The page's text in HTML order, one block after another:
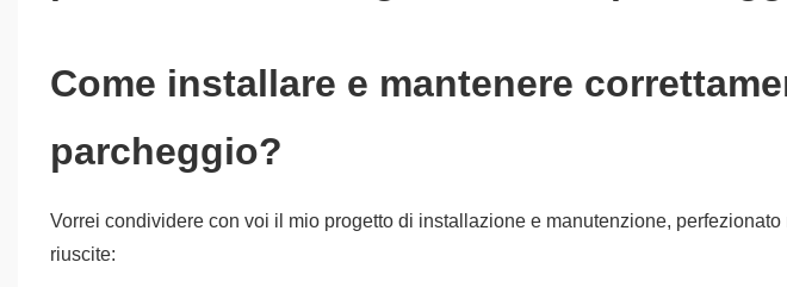
Come installare e mantenere
parcheggio?
Vorrei condividere con voi il mio progetto di installazione e manutenzione,
riuscite: